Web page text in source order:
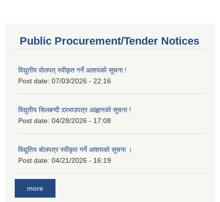
Public Procurement/Tender Notices
विद्युतीय वोलपत् स्वीकृत गर्ने आशयको सूचना !
Post date: 07/03/2026 - 22:16
विद्युतीय सिलबन्दी दरभाउपत्र आह्वानको सूचना !
Post date: 04/28/2026 - 17:08
विद्युतिय बोलपत्र स्वीकृत गर्ने आशयको सूचना ।
Post date: 04/21/2026 - 16:19
more